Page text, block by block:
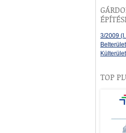
3/2009
TOP